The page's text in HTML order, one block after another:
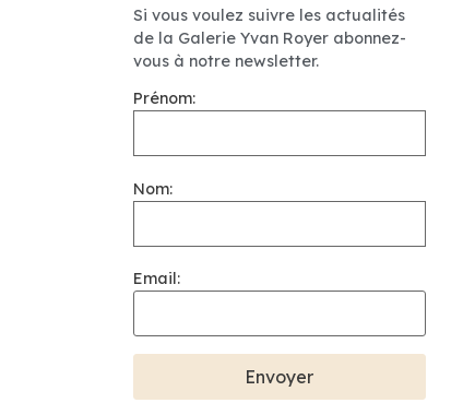
Si vous voulez suivre les actualités
de la Galerie Yvan Royer abonnez-
vous à notre newsletter.
Prénom:
Nom:
Email: